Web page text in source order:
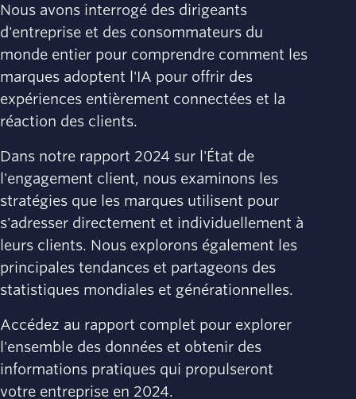
‌Nous avons interrogé des dirigeants
d'entreprise et des consommateurs du
monde entier pour comprendre comment les
marques adoptent l'IA pour offrir des
expériences entièrement connectées et la
réaction des clients.
Dans notre rapport 2024 sur l'État de
l'engagement client, nous examinons les
stratégies que les marques utilisent pour
s'adresser directement et individuellement à
leurs clients. Nous explorons également les
principales tendances et partageons des
statistiques mondiales et générationnelles.
Accédez au rapport complet pour explorer
l'ensemble des données et obtenir des
informations pratiques qui propulseront
votre entreprise en 2024.